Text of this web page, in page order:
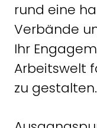
rund eine
Verbände
Ihr
Arbeitswelt
zu gestalten.